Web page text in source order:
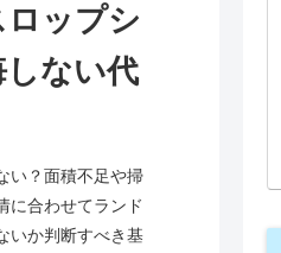
ップシ
ない代
い？面積不足や掃
に合わせてランド
いか判断すべき基